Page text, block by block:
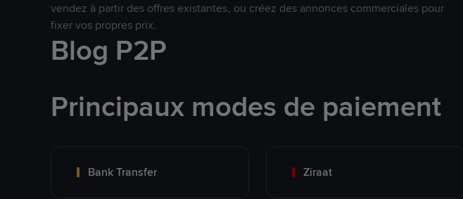
vendez à partir des offres existantes, ou créez des annonces commerciales pour
fixer vos propres prix.
Blog P2P
Principaux modes de paiement
Bank Transfer Ziraat